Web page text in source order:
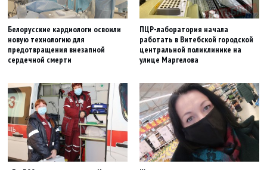
Белорусские кардиологи освоили
новую технологию для
предотвращения внезапной
сердечной смерти
ПЦР-лаборатория начала
работать в Витебской городской
центральной поликлинике на
улице Маргелова